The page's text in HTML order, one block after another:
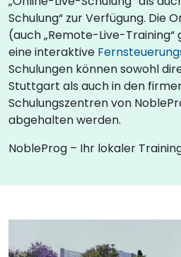
Schulung“ zur Verfügung. Die
(auch „Remote-Live-
eine interaktive
Schulungen können sowohl
Stuttgart als auch in den
Schulungszentren von
abgehalten werden.
NobleProg – Ihr lokaler